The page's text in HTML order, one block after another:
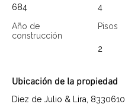
684
Año de
construcción
4
Pisos
2
Ubicación de la propiedad
Diez de Julio & Lira, 8330610